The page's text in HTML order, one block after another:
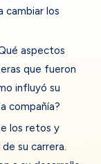
cambiar los
aspectos
que fueron
influyó su
compañía?
los retos y
su carrera.